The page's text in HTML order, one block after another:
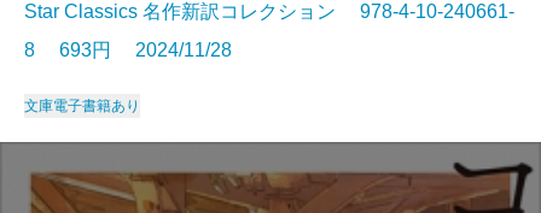
Star Classics 名作新訳コレクション 978-4-10-240661-
8 693円 2024/11/28
文庫電子書籍あり